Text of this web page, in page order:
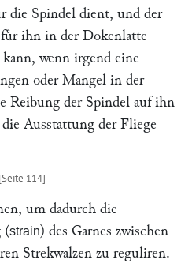
die Spindel dient, und der
ihn in der Dokenlatte
wenn irgend eine
oder Mangel in der
Reibung der Spindel auf ihn
Ausstattung der Fliege
um dadurch die
(strain) des Garnes zwischen
Strekwalzen zu reguliren.